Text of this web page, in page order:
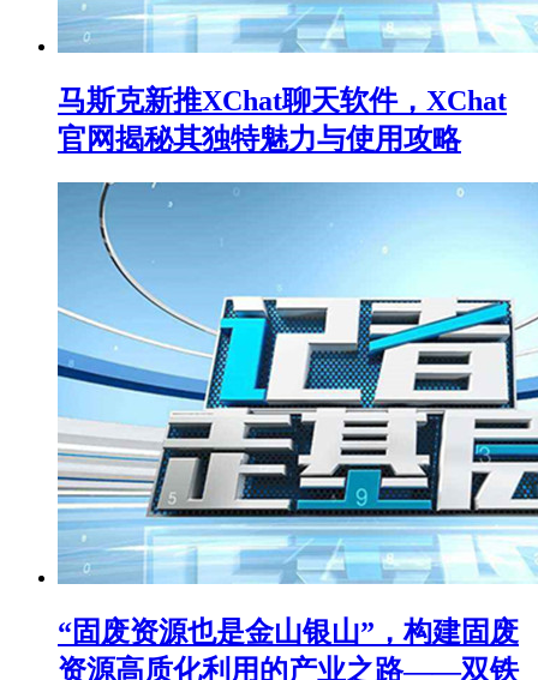
马斯克新推XChat聊天软件，XChat
官网揭秘其独特魅力与使用攻略
“固废资源也是金山银山”，构建固废
资源高质化利用的产业之路——双铁